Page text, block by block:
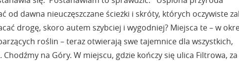
od dawna nieuczęszczane ścieżki i skróty, których oczywiste
drogę, skoro autem szybciej i wygodniej? Miejsca te – w
roślin – teraz otwierają swe tajemnice dla wszystkich,
na Góry. W miejscu, gdzie kończy się ulica Filtrowa, za